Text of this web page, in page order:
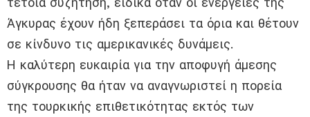
Άγκυρας έχουν ήδη ξεπεράσει τα όρια και θέτουν
σε κίνδυνο τις αμερικανικές δυνάμεις.
Η καλύτερη ευκαιρία για την αποφυγή άμεσης
σύγκρουσης θα ήταν να αναγνωριστεί η πορεία
της τουρκικής επιθετικότητας εκτός των